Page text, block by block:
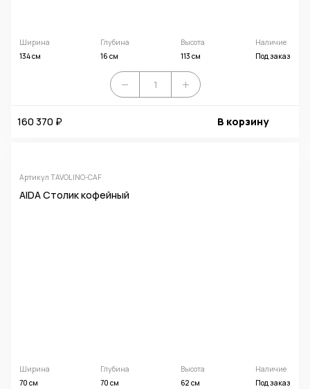
Ширина
134 см
Глубина
16 см
Высота
113 см
Наличие
Под заказ
160 370 ₽ В корзину
Артикул TAVOLINO-CAF
AIDA Столик кофейный
Ширина
70 см
Глубина
70 см
Высота
62 см
Наличие
Под заказ